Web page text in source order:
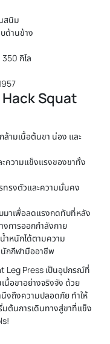
สนิม
ด้านข้าง
กิโล
Hack Squat
ามเนื้อต้นขา น่อง และ
ความแข็งแรงของขาทั้ง
รงตัวและความมั่นคง
มาเพื่อลดแรงกดทับที่หลัง
งการออกกำลังกาย
ำหนักได้ตามความ
นักกีฬามืออาชีพ
Leg Press เป็นอุปกรณ์ที่
อขาอย่างจริงจัง ด้วย
งถึงความปลอดภัย ทำให้
ต้นการเดินทางสู่ขาที่แข็ง